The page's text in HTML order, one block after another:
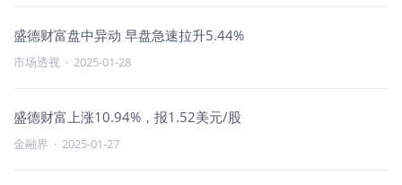
盛德财富盘中异动 早盘急速拉升5.44%
市场透视 · 2025-01-28
盛德财富上涨10.94%，报1.52美元/股
金融界 · 2025-01-27